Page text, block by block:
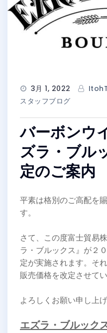
3月 1, 2022
スタッフブログ
バーボンウ
ズラ・ブル
定のご案内
平素は格別のご高配を
す。
さて、この度富士貿易
ラ・ブルックス』が２
定が実施されます。そ
販売価格を改定させて
よろしくお願い申し上げ
エズラ・ブルック